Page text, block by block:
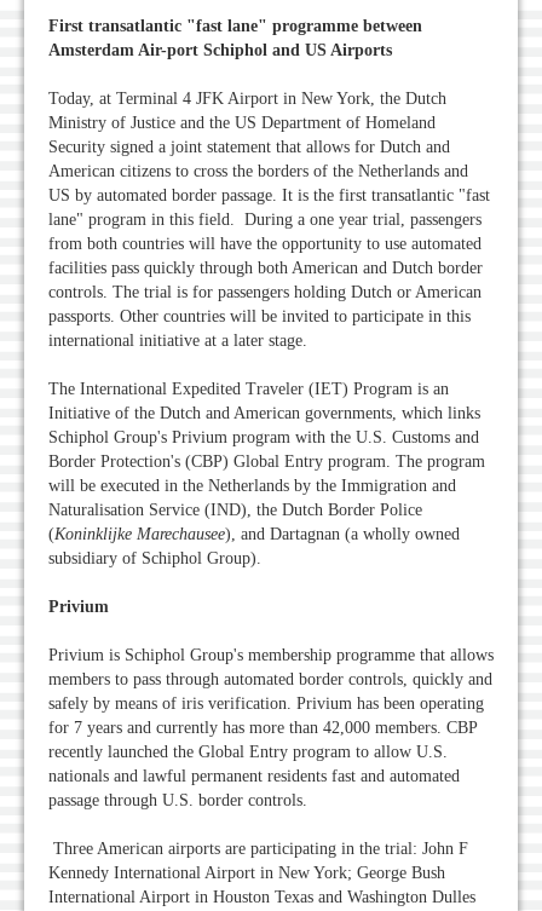
First transatlantic "fast lane" programme between
Amsterdam Air-port Schiphol and US Airports
Today, at Terminal 4 JFK Airport in New York, the Dutch
Ministry of Justice and the US Department of Homeland
Security signed a joint statement that allows for Dutch and
American citizens to cross the borders of the Netherlands and
US by automated border passage. It is the first transatlantic "fast
lane" program in this field. During a one year trial, passengers
from both countries will have the opportunity to use automated
facilities pass quickly through both American and Dutch border
controls. The trial is for passengers holding Dutch or American
passports. Other countries will be invited to participate in this
international initiative at a later stage.
The International Expedited Traveler (IET) Program is an
Initiative of the Dutch and American governments, which links
Schiphol Group's Privium program with the U.S. Customs and
Border Protection's (CBP) Global Entry program. The program
will be executed in the Netherlands by the Immigration and
Naturalisation Service (IND), the Dutch Border Police
(Koninklijke Marechausee), and Dartagnan (a wholly owned
subsidiary of Schiphol Group).
Privium
Privium is Schiphol Group's membership programme that allows
members to pass through automated border controls, quickly and
safely by means of iris verification. Privium has been operating
for 7 years and currently has more than 42,000 members. CBP
recently launched the Global Entry program to allow U.S.
nationals and lawful permanent residents fast and automated
passage through U.S. border controls.
Three American airports are participating in the trial: John F
Kennedy International Airport in New York; George Bush
International Airport in Houston Texas and Washington Dulles